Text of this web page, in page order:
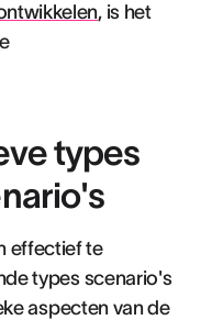
, is het
types
effectief te
types scenario's
aspecten van de